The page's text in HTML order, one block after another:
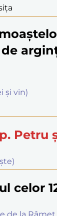
şi vin)
Petru
celor